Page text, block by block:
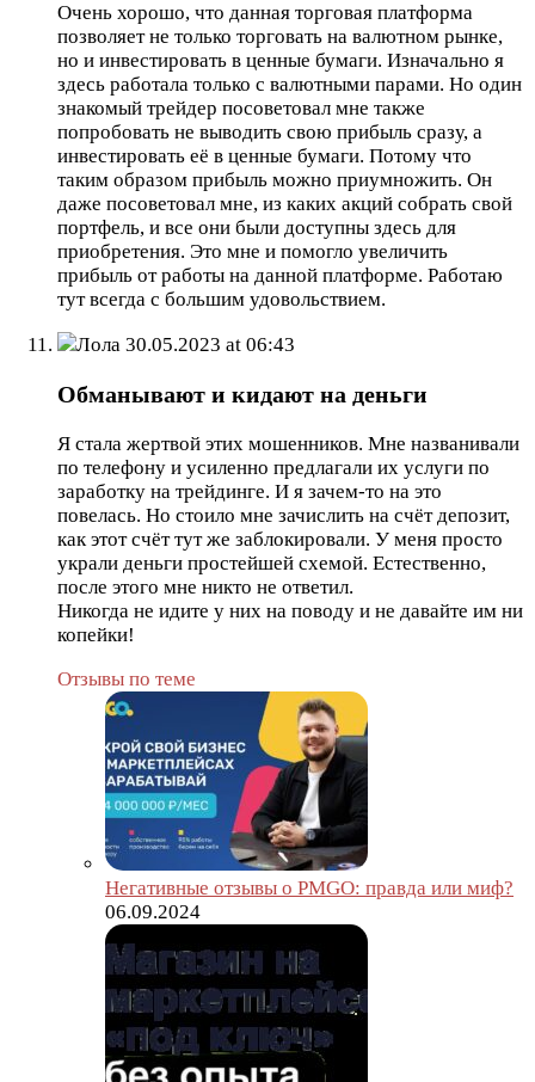
Очень хорошо, что данная торговая платформа
позволяет не только торговать на валютном рынке,
но и инвестировать в ценные бумаги. Изначально я
здесь работала только с валютными парами. Но один
знакомый трейдер посоветовал мне также
попробовать не выводить свою прибыль сразу, а
инвестировать её в ценные бумаги. Потому что
таким образом прибыль можно приумножить. Он
даже посоветовал мне, из каких акций собрать свой
портфель, и все они были доступны здесь для
приобретения. Это мне и помогло увеличить
прибыль от работы на данной платформе. Работаю
тут всегда с большим удовольствием.
Лола 30.05.2023 at 06:43
Обманывают и кидают на деньги
Я стала жертвой этих мошенников. Мне названивали
по телефону и усиленно предлагали их услуги по
заработку на трейдинге. И я зачем-то на это
повелась. Но стоило мне зачислить на счёт депозит,
как этот счёт тут же заблокировали. У меня просто
украли деньги простейшей схемой. Естественно,
после этого мне никто не ответил.
Никогда не идите у них на поводу и не давайте им ни
копейки!
Отзывы по теме
Негативные отзывы о PMGO: правда или миф?
06.09.2024